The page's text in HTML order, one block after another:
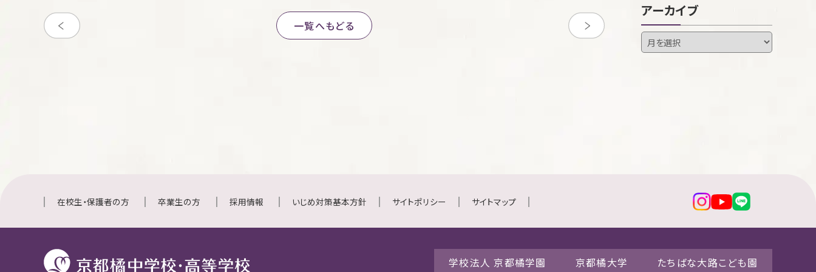
一覧へもどる
アーカイブ
在校生・保護者の方 卒業生の方 採用情報 いじめ対策基本方針 サイトポリシー サイトマップ
学校法人 京都橘学園 京都橘大学 たちばな大路こども園